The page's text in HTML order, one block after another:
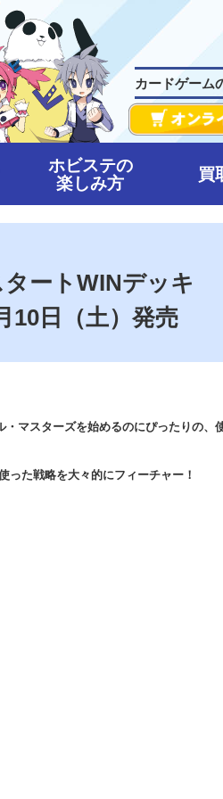
カードゲーム
ホビステの
楽しみ方 買
ートWINデッキ
10日（土）発売
マスターズを始めるのにぴったりの、
った戦略を大々的にフィーチャー！